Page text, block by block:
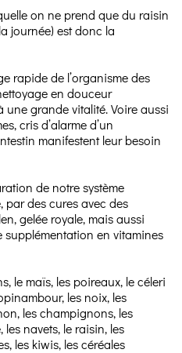
on ne prend que du raisin
journée) est donc la
rapide de l’organisme des
en douceur
une grande vitalité. Voire aussi
cris d’alarme d’un
manifestent leur besoin
de notre système
des cures avec des
gelée royale, mais aussi
supplémentation en vitamines
le maïs, les poireaux, le céleri
les noix, les
les champignons, les
navets, le raisin, les
les kiwis, les céréales